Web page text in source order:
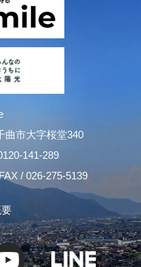
市大字桜堂340
141-289
/ 026-275-5139